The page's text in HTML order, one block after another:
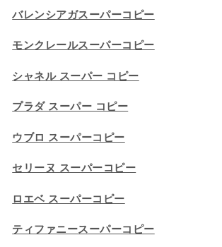
バレンシアガスーパーコピー
モンクレールスーパーコピー
シャネル スーパー コピー
プラダ スーパー コピー
ウブロ スーパーコピー
セリーヌ スーパーコピー​
ロエベ スーパーコピー
ティファニースーパーコピー